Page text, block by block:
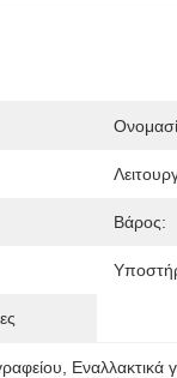
Βάρος:
Εναλλακτικά